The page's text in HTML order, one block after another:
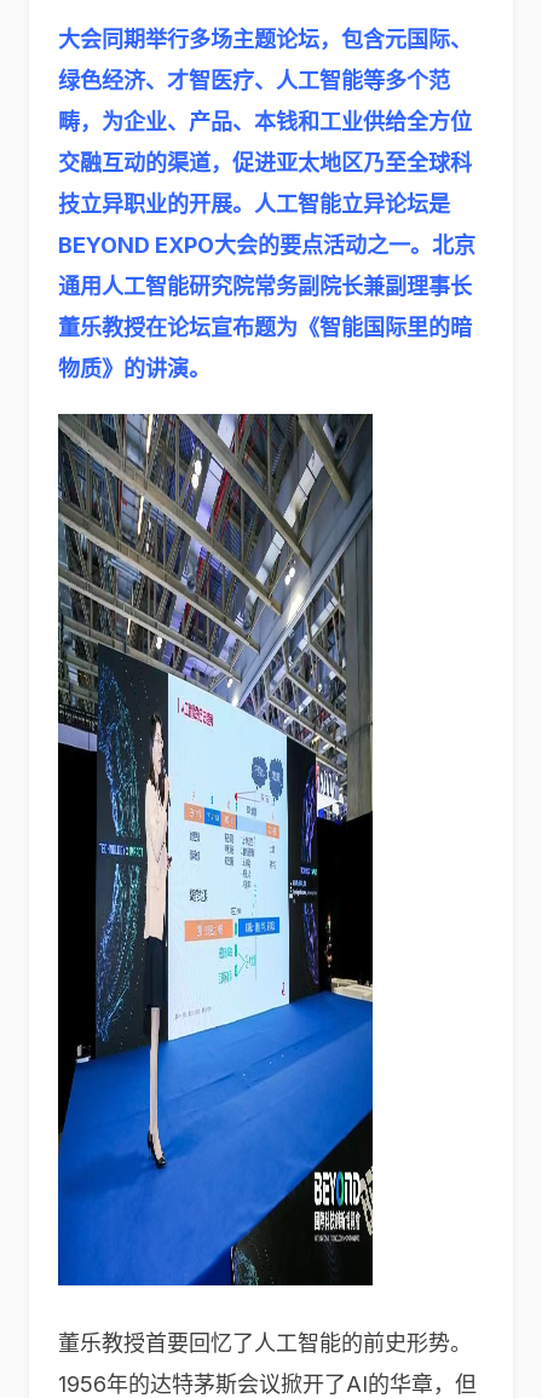
大会同期举行多场主题论坛，包含元国际、
绿色经济、才智医疗、人工智能等多个范
畴，为企业、产品、本钱和工业供给全方位
交融互动的渠道，促进亚太地区乃至全球科
技立异职业的开展。人工智能立异论坛是
BEYOND EXPO大会的要点活动之一。北京
通用人工智能研究院常务副院长兼副理事长
董乐教授在论坛宣布题为《智能国际里的暗
物质》的讲演。
董乐教授首要回忆了人工智能的前史形势。
1956年的达特茅斯会议掀开了AI的华章，但